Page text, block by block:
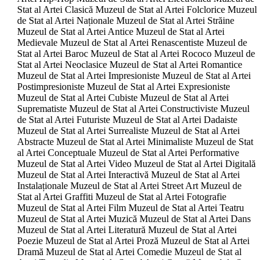
Stat al Artei Clasică Muzeul de Stat al Artei Folclorice Muzeul
de Stat al Artei Naționale Muzeul de Stat al Artei Străine
Muzeul de Stat al Artei Antice Muzeul de Stat al Artei
Medievale Muzeul de Stat al Artei Renascentiste Muzeul de
Stat al Artei Baroc Muzeul de Stat al Artei Rococo Muzeul de
Stat al Artei Neoclasice Muzeul de Stat al Artei Romantice
Muzeul de Stat al Artei Impresioniste Muzeul de Stat al Artei
Postimpresioniste Muzeul de Stat al Artei Expresioniste
Muzeul de Stat al Artei Cubiste Muzeul de Stat al Artei
Suprematiste Muzeul de Stat al Artei Constructiviste Muzeul
de Stat al Artei Futuriste Muzeul de Stat al Artei Dadaiste
Muzeul de Stat al Artei Surrealiste Muzeul de Stat al Artei
Abstracte Muzeul de Stat al Artei Minimaliste Muzeul de Stat
al Artei Conceptuale Muzeul de Stat al Artei Performative
Muzeul de Stat al Artei Video Muzeul de Stat al Artei Digitală
Muzeul de Stat al Artei Interactivă Muzeul de Stat al Artei
Instalaționale Muzeul de Stat al Artei Street Art Muzeul de
Stat al Artei Graffiti Muzeul de Stat al Artei Fotografie
Muzeul de Stat al Artei Film Muzeul de Stat al Artei Teatru
Muzeul de Stat al Artei Muzică Muzeul de Stat al Artei Dans
Muzeul de Stat al Artei Literatură Muzeul de Stat al Artei
Poezie Muzeul de Stat al Artei Proză Muzeul de Stat al Artei
Dramă Muzeul de Stat al Artei Comedie Muzeul de Stat al